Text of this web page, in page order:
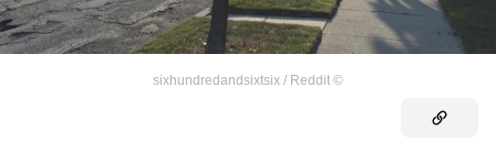
©
sixhundredandsixtsix / Reddit